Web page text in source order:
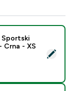
Bešavni Sportski
Sportski
Crna - XS